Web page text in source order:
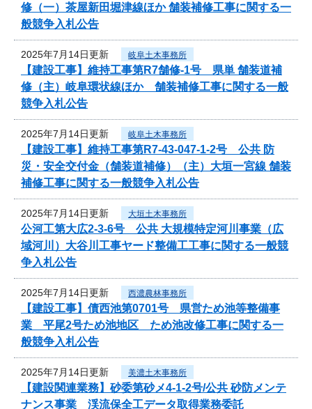
修（一）茶屋新田堀津線ほか 舗装補修工事に関する一
般競争入札公告
2025年7月14日更新 岐阜土木事務所
【建設工事】維持工事第R7舗修-1号 県単 舗装道補
修（主）岐阜環状線ほか 舗装補修工事に関する一般
競争入札公告
2025年7月14日更新 岐阜土木事務所
【建設工事】維持工事第R7-43-047-1-2号 公共 防
災・安全交付金（舗装道補修）（主）大垣一宮線 舗装
補修工事に関する一般競争入札公告
2025年7月14日更新 大垣土木事務所
公河工第大広2-3-6号 公共 大規模特定河川事業（広
域河川）大谷川工事ヤード整備工工事に関する一般競
争入札公告
2025年7月14日更新 西濃農林事務所
【建設工事】債西池第0701号 県営ため池等整備事
業 平尾2号ため池地区 ため池改修工事に関する一
般競争入札公告
2025年7月14日更新 美濃土木事務所
【建設関連業務】砂委第砂メ4-1-2号/公共 砂防メンテ
ナンス事業 渓流保全工データ取得業務委託